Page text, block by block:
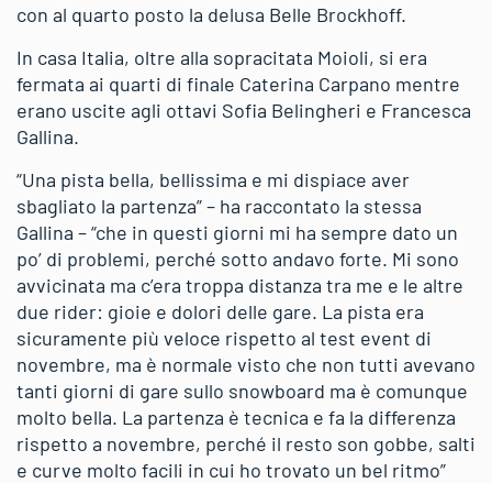
con al quarto posto la delusa Belle Brockhoff.
In casa Italia, oltre alla sopracitata Moioli, si era
fermata ai quarti di finale Caterina Carpano mentre
erano uscite agli ottavi Sofia Belingheri e Francesca
Gallina.
“Una pista bella, bellissima e mi dispiace aver
sbagliato la partenza” – ha raccontato la stessa
Gallina – “che in questi giorni mi ha sempre dato un
po’ di problemi, perché sotto andavo forte. Mi sono
avvicinata ma c’era troppa distanza tra me e le altre
due rider: gioie e dolori delle gare. La pista era
sicuramente più veloce rispetto al test event di
novembre, ma è normale visto che non tutti avevano
tanti giorni di gare sullo snowboard ma è comunque
molto bella. La partenza è tecnica e fa la differenza
rispetto a novembre, perché il resto son gobbe, salti
e curve molto facili in cui ho trovato un bel ritmo”